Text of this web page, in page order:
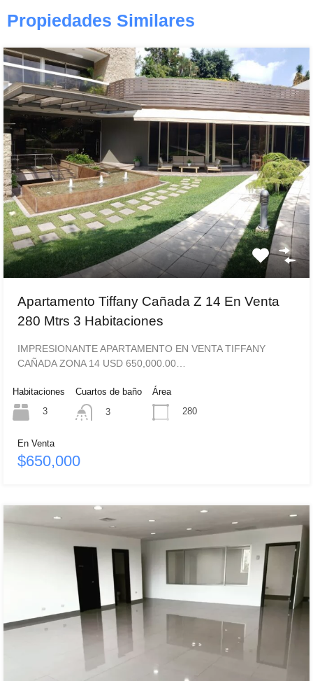
Propiedades Similares
Apartamento Tiffany Cañada Z 14 En Venta
280 Mtrs 3 Habitaciones
IMPRESIONANTE APARTAMENTO EN VENTA TIFFANY
CAÑADA ZONA 14 USD 650,000.00…
Habitaciones
3
Cuartos de baño
3
Área
280
En Venta
$650,000